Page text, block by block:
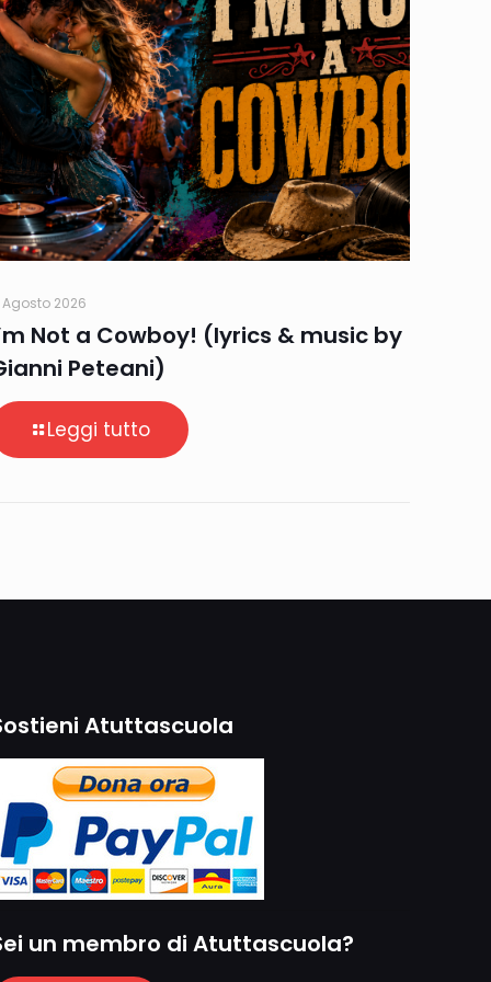
2026
Not a Cowboy! (lyrics & music by
Peteani)
Leggi tutto
Atuttascuola
un membro di Atuttascuola?